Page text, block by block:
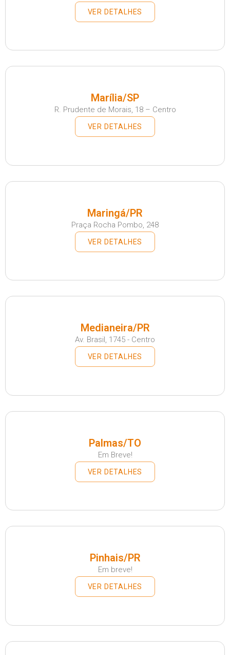
VER DETALHES
Marília/SP
R. Prudente de Morais, 18 – Centro
VER DETALHES
Maringá/PR
Praça Rocha Pombo, 248
VER DETALHES
Medianeira/PR
Av. Brasil, 1745 - Centro
VER DETALHES
Palmas/TO
Em Breve!
VER DETALHES
Pinhais/PR
Em breve!
VER DETALHES